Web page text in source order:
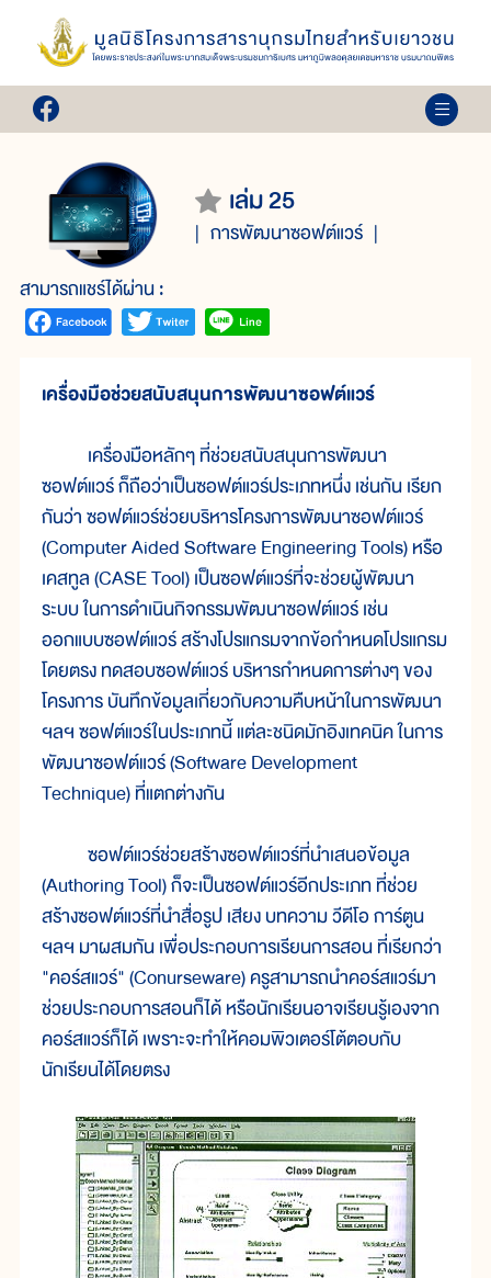
เล่ม 25
การพัฒนาซอฟต์แวร์
สามารถแชร์ได้ผ่าน :
เครื่องมือช่วยสนับสนุนการพัฒนาซอฟต์แวร์
เครื่องมือหลักๆ ที่ช่วยสนับสนุนการพัฒนา
ซอฟต์แวร์ ก็ถือว่าเป็นซอฟต์แวร์ประเภทหนึ่ง เช่นกัน เรียก
กันว่า ซอฟต์แวร์ช่วยบริหารโครงการพัฒนาซอฟต์แวร์
(Computer Aided Software Engineering Tools) หรือ
เคสทูล (CASE Tool) เป็นซอฟต์แวร์ที่จะช่วยผู้พัฒนา
ระบบ ในการดำเนินกิจกรรมพัฒนาซอฟต์แวร์ เช่น
ออกแบบซอฟต์แวร์ สร้างโปรแกรมจากข้อกำหนดโปรแกรม
โดยตรง ทดสอบซอฟต์แวร์ บริหารกำหนดการต่างๆ ของ
โครงการ บันทึกข้อมูลเกี่ยวกับความคืบหน้าในการพัฒนา
ฯลฯ ซอฟต์แวร์ในประเภทนี้ แต่ละชนิดมักอิงเทคนิค ในการ
พัฒนาซอฟต์แวร์ (Software Development
Technique) ที่แตกต่างกัน
ซอฟต์แวร์ช่วยสร้างซอฟต์แวร์ที่นำเสนอข้อมูล
(Authoring Tool) ก็จะเป็นซอฟต์แวร์อีกประเภท ที่ช่วย
สร้างซอฟต์แวร์ที่นำสื่อรูป เสียง บทความ วีดีโอ การ์ตูน
ฯลฯ มาผสมกัน เพื่อประกอบการเรียนการสอน ที่เรียกว่า
"คอร์สแวร์" (Conurseware) ครูสามารถนำคอร์สแวร์มา
ช่วยประกอบการสอนก็ได้ หรือนักเรียนอาจเรียนรู้เองจาก
คอร์สแวร์ก็ได้ เพราะจะทำให้คอมพิวเตอร์โต้ตอบกับ
นักเรียนได้โดยตรง